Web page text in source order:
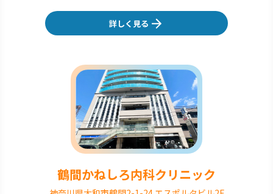
詳しく見る
鶴間かねしろ内科クリニック